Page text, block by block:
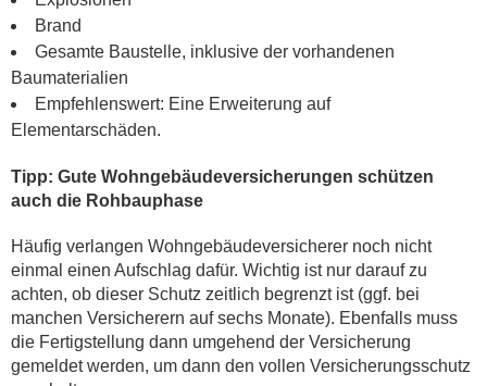
Brand
Gesamte Baustelle, inklusive der vorhandenen
Baumaterialien
Empfehlenswert: Eine Erweiterung auf
Elementarschäden.
Tipp: Gute Wohngebäudeversicherungen schützen
auch die Rohbauphase
Häufig verlangen Wohngebäudeversicherer noch nicht
einmal einen Aufschlag dafür. Wichtig ist nur darauf zu
achten, ob dieser Schutz zeitlich begrenzt ist (ggf. bei
manchen Versicherern auf sechs Monate). Ebenfalls muss
die Fertigstellung dann umgehend der Versicherung
gemeldet werden, um dann den vollen Versicherungsschutz